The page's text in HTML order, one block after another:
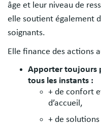
âge et leur niveau de
elle soutient également
soignants.
Elle finance des actions
Apporter toujours
tous les instants :
+ de confort
d’accueil,
+ de